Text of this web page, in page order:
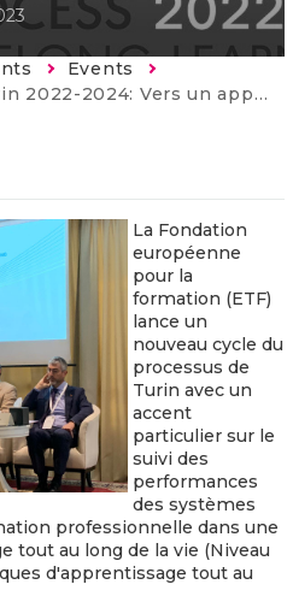
Events
tout au long de la vie - Réunion de lancement au Maroc
La Fondation
européenne
pour la
formation (ETF)
lance un
nouveau cycle du
processus de
Turin avec un
accent
particulier sur le
suivi des
performances
des systèmes
professionnelle dans une
tout au long de la vie (Niveau
d'apprentissage tout au